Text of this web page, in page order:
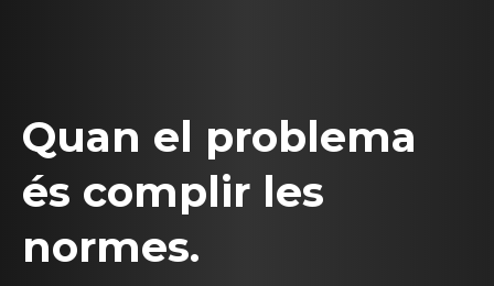
Quan el problema
és complir les
normes.